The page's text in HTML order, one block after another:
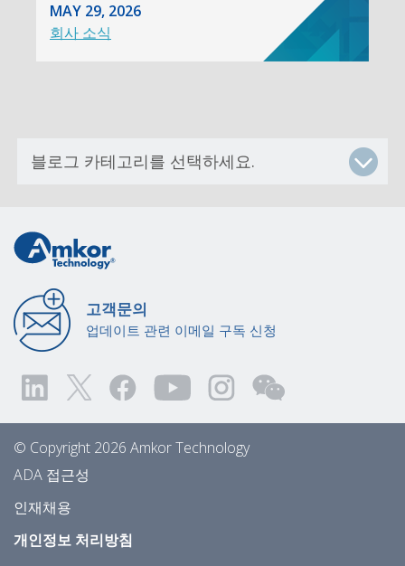
MAY 29, 2026
회사 소식
고객문의
업데이트 관련 이메일 구독 신청
© Copyright 2026 Amkor Technology
ADA 접근성
인재채용
개인정보 처리방침